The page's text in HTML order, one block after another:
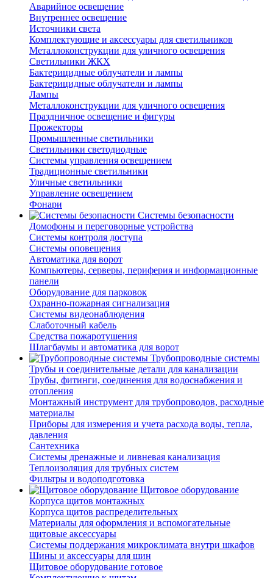
Аварийное освещение
Внутреннее освещение
Источники света
Комплектующие и аксессуары для светильников
Металлоконструкции для уличного освещения
Светильники ЖКХ
Бактерицидные облучатели и лампы
Бактерицидные облучатели и лампы
Лампы
Металлоконструкции для уличного освещения
Праздничное освещение и фигуры
Прожекторы
Промышленные светильники
Светильники светодиодные
Системы управления освещением
Традиционные светильники
Уличные светильники
Управление освещением
Фонари
Системы безопасности
Домофоны и переговорные устройства
Системы контроля доступа
Системы оповещения
Автоматика для ворот
Компьютеры, серверы, периферия и информационные
панели
Оборудование для парковок
Охранно-пожарная сигнализация
Системы видеонаблюдения
Слаботочный кабель
Средства пожаротушения
Шлагбаумы и автоматика для ворот
Трубопроводные системы
Трубы и соединительные детали для канализации
Трубы, фитинги, соединения для водоснабжения и
отопления
Монтажный инструмент для трубопроводов, расходные
материалы
Приборы для измерения и учета расхода воды, тепла,
давления
Сантехника
Системы дренажные и ливневая канализация
Теплоизоляция для трубных систем
Фильтры и водоподготовка
Щитовое оборудование
Корпуса щитов монтажных
Корпуса щитов распределительных
Материалы для оформления и вспомогательные
щитовые аксессуары
Системы поддержания микроклимата внутри шкафов
Шины и аксессуары для шин
Щитовое оборудование готовое